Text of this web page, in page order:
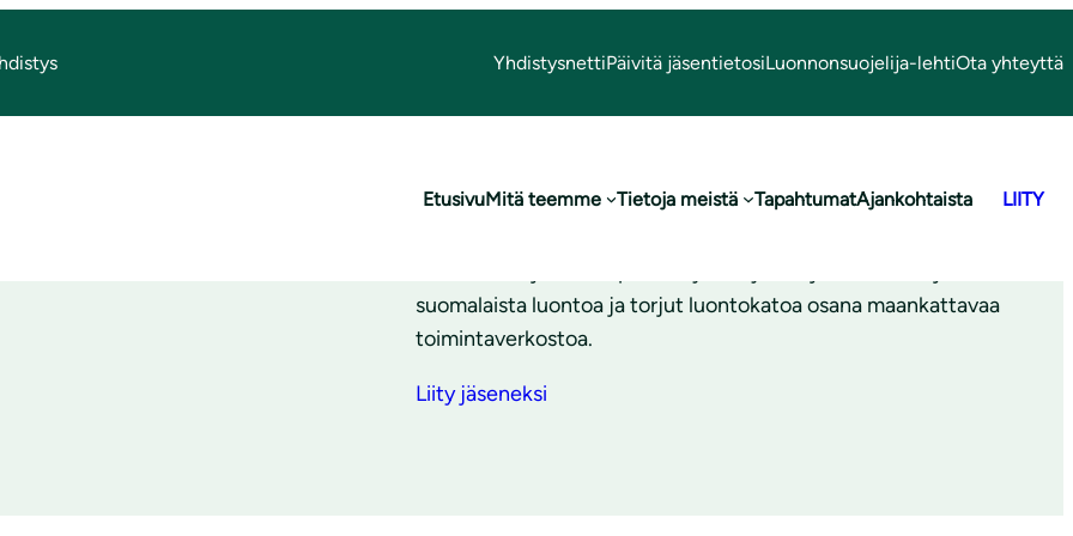
YhdistysnettiPäivitä jäsentietosiLuonnonsuojelija-lehtiOta yhteyttä
EtusivuMitä teemme Tietoja meistä TapahtumatAjankohtaista LIITY
Liity jäseneksi
suomalaista luontoa ja torjut luontokatoa osana maankattavaa
toimintaverkostoa.
Liity jäseneksi